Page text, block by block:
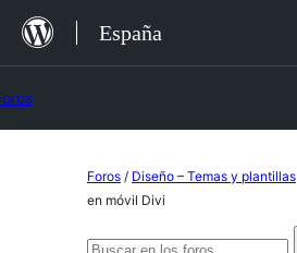
Saltar
España
Foros / Diseño – Temas y plantillas
en móvil Divi
Buscar: